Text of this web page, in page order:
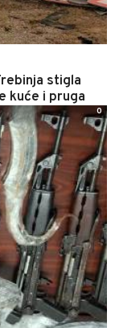
stigla
kuće i pruga
0